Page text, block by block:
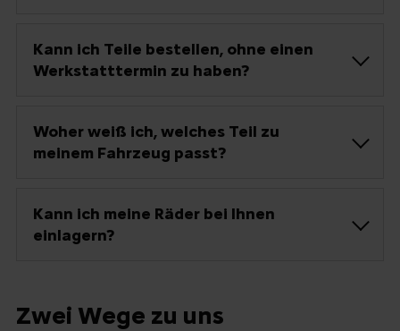
Kann ich Teile bestellen, ohne einen
Werkstatttermin zu haben?
Woher weiß ich, welches Teil zu
meinem Fahrzeug passt?
Kann ich meine Räder bei Ihnen
einlagern?
Zwei Wege zu uns